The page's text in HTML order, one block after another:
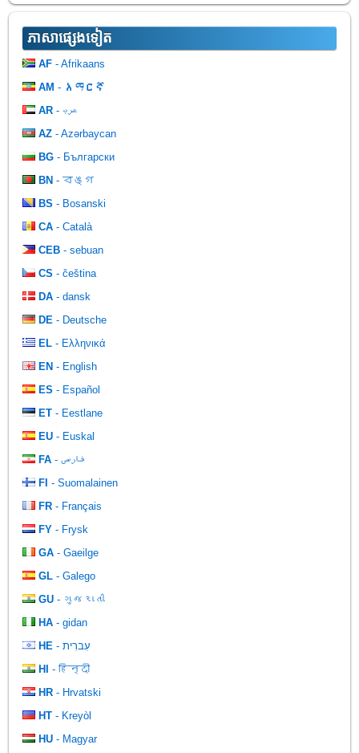
ភាសា​ផ្សេង​ទៀត
AF - Afrikaans
AM - አማርኛ
AR
- عرب
AZ - Azərbaycan
BG - Български
BN - বঙ্গ
BS - Bosanski
CA - Català
CEB - sebuan
CS - čeština
DA - dansk
DE - Deutsche
EL - Ελληνικά
EN - English
ES - Español
ET - Eestlane
EU - Euskal
FA
- فارسی
FI - Suomalainen
FR - Français
FY - Frysk
GA - Gaeilge
GL - Galego
GU - ગુજરાતી
HA - gidan
HE
- עִברִית
HI
- हिन्दी
HR - Hrvatski
HT - Kreyòl
HU - Magyar